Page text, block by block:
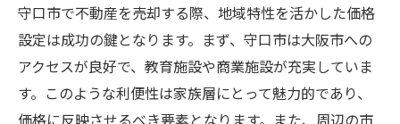
守口市で不動産を売却する際、地域特性を活かした価格
設定は成功の鍵となります。まず、守口市は大阪市への
アクセスが良好で、教育施設や商業施設が充実していま
す。このような利便性は家族層にとって魅力的であり、
価格に反映させるべき要素となります。また、周辺の市